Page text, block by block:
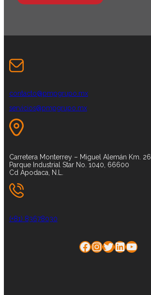
contacto@pmpgrupo.mx
servicios@pmpgrupo.mx
Carretera Monterrey – Miguel Alemán Km. 26
Parque Industrial Star No. 1040, 66600
Cd Apodaca, N.L.
(+81) 83678030
Facebook InstagramTwitter LinkedIn YouTube